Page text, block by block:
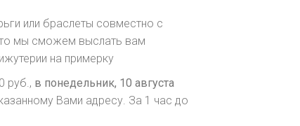
или браслеты совместно с
мы сможем выслать вам
на примерку
руб., в понедельник, 10 августа
Вами адресу. За 1 час до